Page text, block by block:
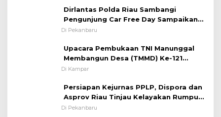
Pentingnya Memelihara dan Menjaga
Situasi Kondusif
Dirlantas Polda Riau Sambangi
Pengunjung Car Free Day Sampaikan
Pesan Edukasi Kamtibmas &
Di Pekanbaru
Upacara Pembukaan TNI Manunggal
Membangun Desa (TMMD) Ke-121
Kodim 0313/KPR Tahun 2024) ?
Di Kampar
Persiapan Kejurnas PPLP, Dispora dan
Asprov Riau Tinjau Kelayakan Rumput
Lapangan Sepakbola
Di Pekanbaru